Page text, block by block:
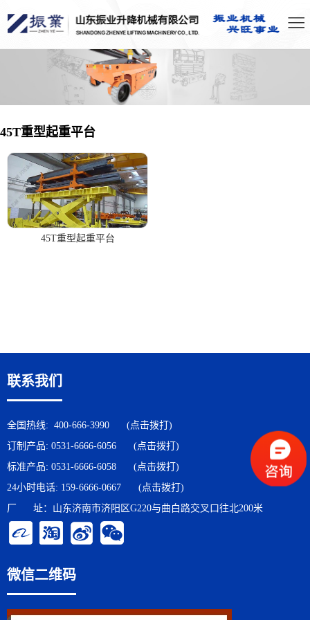
45T重型起重平台
45T重型起重平台
联系我们
全国热线: 400-666-3990
(点击拨打)
订制产品: 0531-6666-6056
(点击拨打)
标准产品: 0531-6666-6058
(点击拨打)
24小时电话: 159-6666-0667
(点击拨打)
厂 址：山东济南市济阳区G220与曲白路交叉口往北200米
微信二维码